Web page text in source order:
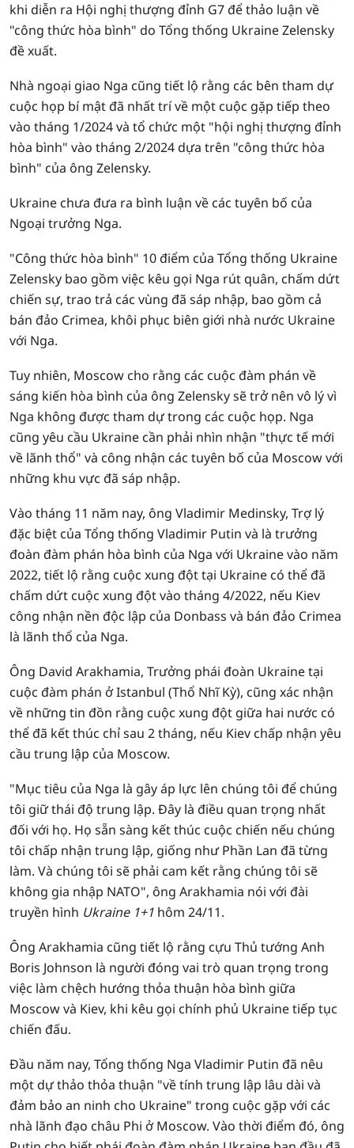
khi diễn ra Hội nghị thượng đỉnh G7 để thảo luận về
"công thức hòa bình" do Tổng thống Ukraine Zelensky
đề xuất.
Nhà ngoại giao Nga cũng tiết lộ rằng các bên tham dự
cuộc họp bí mật đã nhất trí về một cuộc gặp tiếp theo
vào tháng 1/2024 và tổ chức một "hội nghị thượng đỉnh
hòa bình" vào tháng 2/2024 dựa trên "công thức hòa
bình" của ông Zelensky.
Ukraine chưa đưa ra bình luận về các tuyên bố của
Ngoại trưởng Nga.
"Công thức hòa bình" 10 điểm của Tổng thống Ukraine
Zelensky bao gồm việc kêu gọi Nga rút quân, chấm dứt
chiến sự, trao trả các vùng đã sáp nhập, bao gồm cả
bán đảo Crimea, khôi phục biên giới nhà nước Ukraine
với Nga.
Tuy nhiên, Moscow cho rằng các cuộc đàm phán về
sáng kiến hòa bình của ông Zelensky sẽ trở nên vô lý vì
Nga không được tham dự trong các cuộc họp. Nga
cũng yêu cầu Ukraine cần phải nhìn nhận "thực tế mới
về lãnh thổ" và công nhận các tuyên bố của Moscow với
những khu vực đã sáp nhập.
Vào tháng 11 năm nay, ông Vladimir Medinsky, Trợ lý
đặc biệt của Tổng thống Vladimir Putin và là trưởng
đoàn đàm phán hòa bình của Nga với Ukraine vào năm
2022, tiết lộ rằng cuộc xung đột tại Ukraine có thể đã
chấm dứt cuộc xung đột vào tháng 4/2022, nếu Kiev
công nhận nền độc lập của Donbass và bán đảo Crimea
là lãnh thổ của Nga.
Ông David Arakhamia, Trưởng phái đoàn Ukraine tại
cuộc đàm phán ở Istanbul (Thổ Nhĩ Kỳ), cũng xác nhận
về những tin đồn rằng cuộc xung đột giữa hai nước có
thể đã kết thúc chỉ sau 2 tháng, nếu Kiev chấp nhận yêu
cầu trung lập của Moscow.
"Mục tiêu của Nga là gây áp lực lên chúng tôi để chúng
tôi giữ thái độ trung lập. Đây là điều quan trọng nhất
đối với họ. Họ sẵn sàng kết thúc cuộc chiến nếu chúng
tôi chấp nhận trung lập, giống như Phần Lan đã từng
làm. Và chúng tôi sẽ phải cam kết rằng chúng tôi sẽ
không gia nhập NATO", ông Arakhamia nói với đài
truyền hình Ukraine 1+1 hôm 24/11.
Ông Arakhamia cũng tiết lộ rằng cựu Thủ tướng Anh
Boris Johnson là người đóng vai trò quan trọng trong
việc làm chệch hướng thỏa thuận hòa bình giữa
Moscow và Kiev, khi kêu gọi chính phủ Ukraine tiếp tục
chiến đấu.
Đầu năm nay, Tổng thống Nga Vladimir Putin đã nêu
một dự thảo thỏa thuận "về tính trung lập lâu dài và
đảm bảo an ninh cho Ukraine" trong cuộc gặp với các
nhà lãnh đạo châu Phi ở Moscow. Vào thời điểm đó, ông